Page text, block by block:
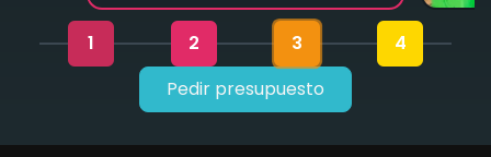
1 2 3
4
Pedir presupuesto